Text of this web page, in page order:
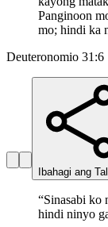
Panginoon
mo; hindi ka
Deuteronomio 31:6
Ibahagi ang
“Sinasabi ko
hindi ninyo